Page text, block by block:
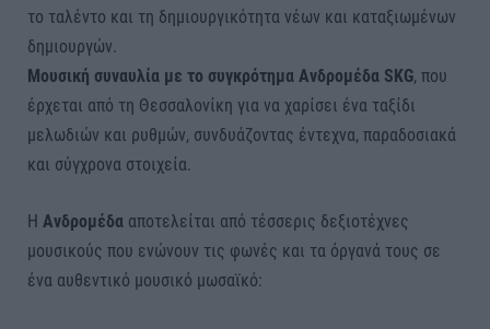
το ταλέντο και τη δημιουργικότητα νέων και καταξιωμένων
δημιουργών.
Μουσική συναυλία με το συγκρότημα Ανδρομέδα SKG, που
έρχεται από τη Θεσσαλονίκη για να χαρίσει ένα ταξίδι
μελωδιών και ρυθμών, συνδυάζοντας έντεχνα, παραδοσιακά
και σύγχρονα στοιχεία.
Η Ανδρομέδα αποτελείται από τέσσερις δεξιοτέχνες
μουσικούς που ενώνουν τις φωνές και τα όργανά τους σε
ένα αυθεντικό μουσικό μωσαϊκό: